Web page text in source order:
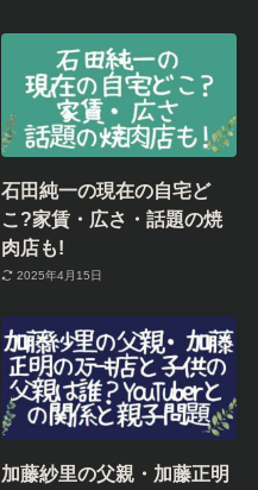
石田純一の現在の自宅ど
こ?家賃・広さ・話題の焼
肉店も!
2025年4月15日
加藤紗里の父親・加藤正明